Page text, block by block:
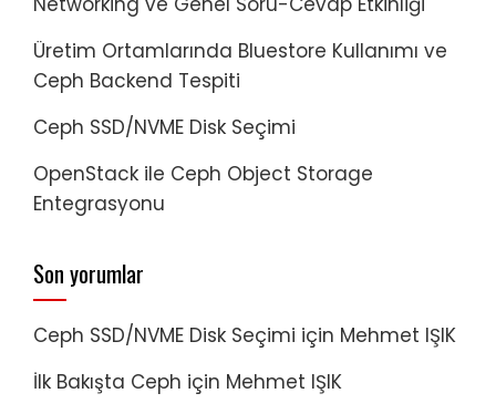
Üretim Ortamlarında Bluestore Kullanımı ve
Ceph Backend Tespiti
Ceph SSD/NVME Disk Seçimi
OpenStack ile Ceph Object Storage
Entegrasyonu
Son yorumlar
Ceph SSD/NVME Disk Seçimi için Mehmet IŞIK
İlk Bakışta Ceph için Mehmet IŞIK